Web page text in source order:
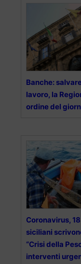
Banche:
lavoro, la
ordine del
Coronavirus,
siciliani
“Crisi della
interventi